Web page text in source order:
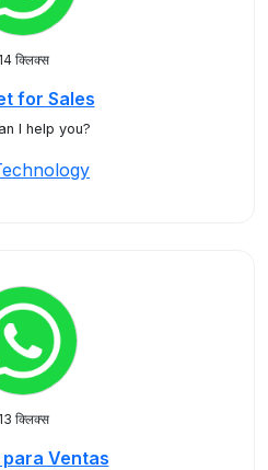
14 क्लिक्स
for Sales
I help you?
13 क्लिक्स
Ventas